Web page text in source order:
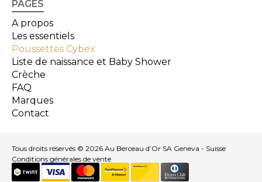
PAGES
A propos
Les essentiels
Poussettes Cybex
Liste de naissance et Baby Shower
Crèche
FAQ
Marques
Contact
Tous droits réservés © 2026 Au Berceau d’Or SA Geneva - Suisse
Conditions générales de vente